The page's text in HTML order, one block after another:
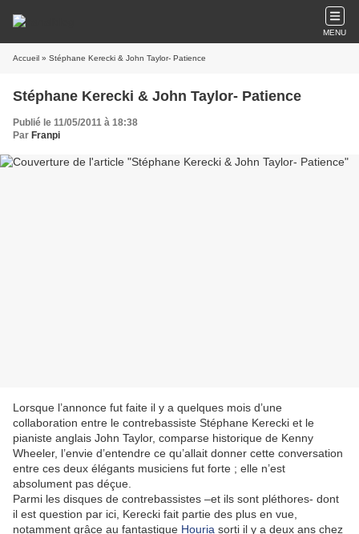
MENU
Accueil » Stéphane Kerecki & John Taylor- Patience
Stéphane Kerecki & John Taylor- Patience
Publié le 11/05/2011 à 18:38
Par Franpi
Lorsque l’annonce fut faite il y a quelques mois d’une
collaboration entre le contrebassiste Stéphane Kerecki et le
pianiste anglais John Taylor, comparse historique de Kenny
Wheeler, l’envie d’entendre ce qu’allait donner cette conversation
entre ces deux élégants musiciens fut forte ; elle n’est
absolument pas déçue.
Parmi les disques de contrebassistes –et ils sont pléthores- dont
il est question par ici, Kerecki fait partie des plus en vue,
notamment grâce au fantastique Houria sorti il y a deux ans chez